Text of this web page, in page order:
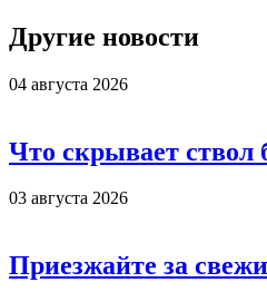
Другие новости
04 августа 2026
Что скрывает ствол
03 августа 2026
Приезжайте за